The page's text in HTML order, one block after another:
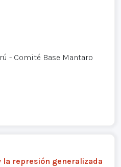
- Comité Base Mantaro
la represión generalizada